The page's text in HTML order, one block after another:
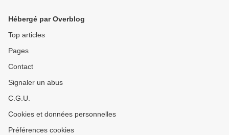
Hébergé par Overblog
Top articles
Pages
Contact
Signaler un abus
C.G.U.
Cookies et données personnelles
Préférences cookies